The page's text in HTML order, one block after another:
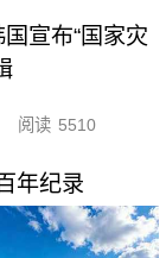
宣布“国家灾
阅读 5510
年纪录